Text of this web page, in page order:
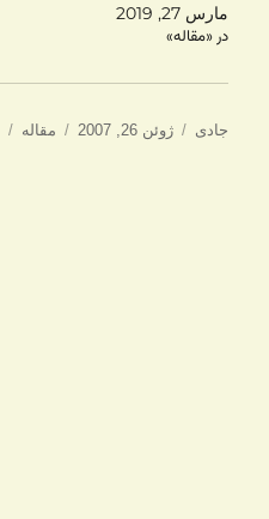
مارس 27, 2019
در «مقاله»
نویسنده
جادی
ارسال
ژوئن 26, 2007 دسته‌ها
مقاله